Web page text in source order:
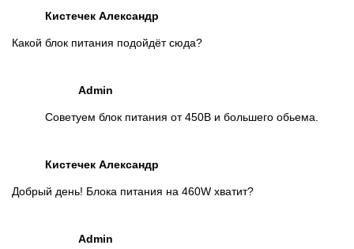
Кистечек Александр
Какой блок питания подойдёт сюда?
Admin
Советуем блок питания от 450В и большего обьема.
Кистечек Александр
Добрый день! Блока питания на 460W хватит?
Admin